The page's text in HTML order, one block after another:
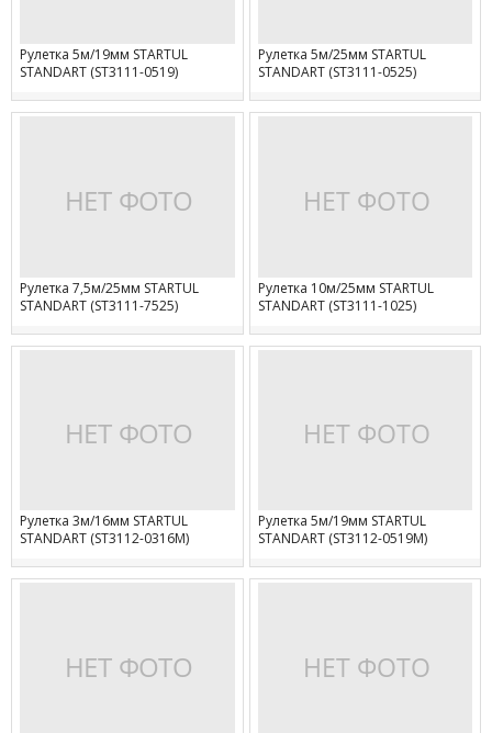
Рулетка 5м/19мм STARTUL
STANDART (ST3111-0519)
Рулетка 5м/25мм STARTUL
STANDART (ST3111-0525)
Рулетка 7,5м/25мм STARTUL
STANDART (ST3111-7525)
Рулетка 10м/25мм STARTUL
STANDART (ST3111-1025)
Рулетка 3м/16мм STARTUL
STANDART (ST3112-0316M)
Рулетка 5м/19мм STARTUL
STANDART (ST3112-0519M)